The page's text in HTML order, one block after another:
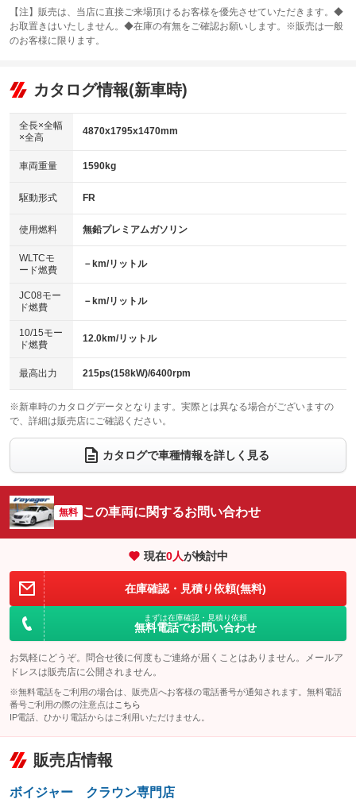
：装備なし
サンルーフ
：装備なし ABS
リフトアップ
：装備なし
：装備なし
パワーウィンドウ
アイドリングストップ
：装備なし
USB入力端子
：装備あり
100V電源
：装備なし
センターデフロック
：装備なし
電動格納ミラー
：装備あり
カーナビ：HDDナビ
：装備あり
TV：フルセグ
：装備あり
ビジュアル：-／DVD再生
：装備あり
アルミホイール：16インチ
：装備あり
HID(キセノンライト)
バックカメラ
エアロ
：装備なし
ローダウン
：装備なし
ベンチシート
：装備なし
チップアップシート
：装備なし
電動格納サードシート
：装備なし シートヒーター
：装備なし
ウォークスルー
電動リアゲート フロントカメラ
：装備なし
シートエアコン
：装備なし 全周囲カメラ
：装備なし
サイドカメラ
：装備なし ルーフレール
：装備なし
エアサスペンション ヘッドライトウォッシャー
【注】販売は、当店に直接ご来場頂けるお客様を優先させていただきます。◆
お取置きはいたしません。◆在庫の有無をご確認お願いします。※販売は一般
のお客様に限ります。
カタログ情報(新車時)
全長×全幅
×全高
4870x1795x1470mm
車両重量 1590kg
駆動形式 FR
使用燃料 無鉛プレミアムガソリン
WLTCモ
ード燃費
－km/リットル
JC08モー
ド燃費
－km/リットル
10/15モー
ド燃費
12.0km/リットル
最高出力 215ps(158kW)/6400rpm
※新車時のカタログデータとなります。実際とは異なる場合がございますの
で、詳細は販売店にご確認ください。
カタログで車種情報を詳しく見る
無料 この車両に関するお問い合わせ
現在0人が検討中
在庫確認・見積り依頼(無料)
まずは在庫確認・見積り依頼
無料電話でお問い合わせ
お気軽にどうぞ。問合せ後に何度もご連絡が届くことはありません。メールア
ドレスは販売店に公開されません。
※無料電話をご利用の場合は、販売店へお客様の電話番号が通知されます。無料電話
番号ご利用の際の注意点は こちら
IP電話、ひかり電話からはご利用いただけません。
販売店情報
ボイジャー クラウン専門店